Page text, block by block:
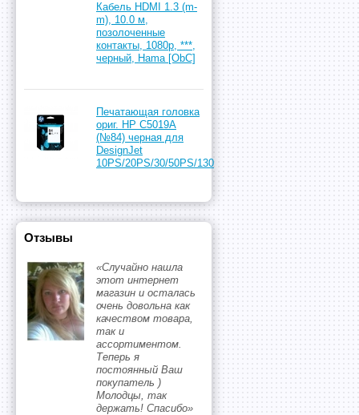
Кабель HDMI 1.3 (m-
m), 10.0 м,
позолоченные
контакты, 1080p, ***,
черный, Hama [ObC]
Печатающая головка
ориг. HP C5019A
(№84) черная для
DesignJet
10PS/20PS/30/50PS/130
Отзывы
«Случайно нашла
этот интернет
магазин и осталась
очень довольна как
качеством товара,
так и
ассортиментом.
Теперь я
постоянный Ваш
покупатель )
Молодцы, так
держать! Спасибо»